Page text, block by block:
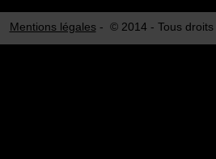
Mentions légales- © 2014 - Tous droits